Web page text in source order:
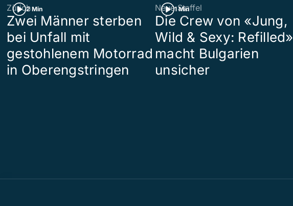
2 Min
Zürich
Zwei Männer sterben
bei Unfall mit
gestohlenem Motorrad
in Oberengstringen
1 Min
Neue Staffel
Die Crew von «Jung,
Wild & Sexy: Refilled»
macht Bulgarien
unsicher